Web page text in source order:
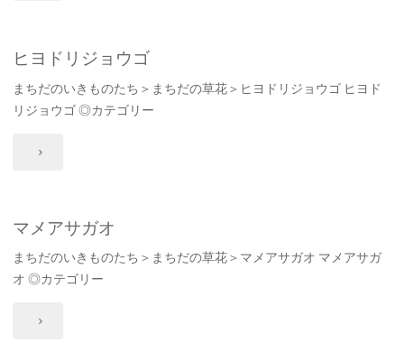
グ
リ
ヒ
ヒヨドリジョウゴ
まちだのいきものたち＞まちだの草花＞ヒヨドリジョウゴ ヒヨド
リジョウゴ ◎カテゴリー
"ヒ
ド
リ
マメアサガオ
まちだのいきものたち＞まちだの草花＞マメアサガオ マメアサガ
オ ◎カテゴリー
"マ